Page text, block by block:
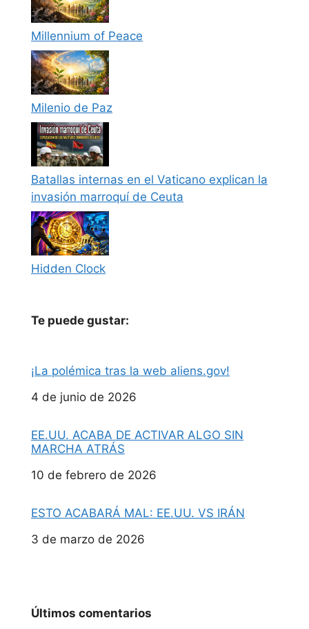
Millennium of Peace
Milenio de Paz
Batallas internas en el Vaticano explican la
invasión marroquí de Ceuta
Hidden Clock
Te puede gustar:
¡La polémica tras la web aliens.gov!
Fecha
4 de junio de 2026
EE.UU. ACABA DE ACTIVAR ALGO SIN
MARCHA ATRÁS
Fecha
10 de febrero de 2026
ESTO ACABARÁ MAL: EE.UU. VS IRÁN
Fecha
3 de marzo de 2026
Últimos comentarios